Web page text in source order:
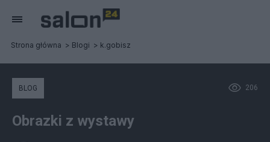
Strona główna Blogi k.gobisz
206
BLOG
Obrazki z wystawy